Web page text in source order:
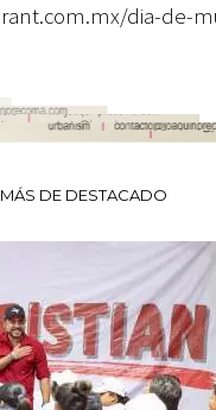
dia-de-
MÁS DE DESTACADO